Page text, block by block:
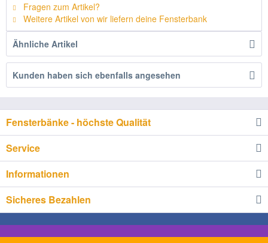
Fragen zum Artikel?
Weitere Artikel von wir liefern deine Fensterbank
Ähnliche Artikel
Kunden haben sich ebenfalls angesehen
Fensterbänke - höchste Qualität
Service
Informationen
Sicheres Bezahlen